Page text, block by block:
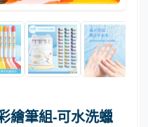
繪筆組-可水洗蠟